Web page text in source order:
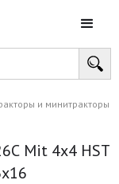
и минитракторы
Mit 4x4 HST